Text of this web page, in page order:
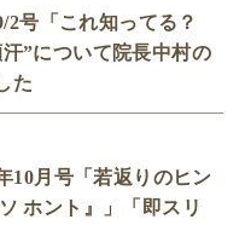
2号「これ知ってる？
”について院長中村の
た
10月号「若返りのヒン
ホント』」「即スリ